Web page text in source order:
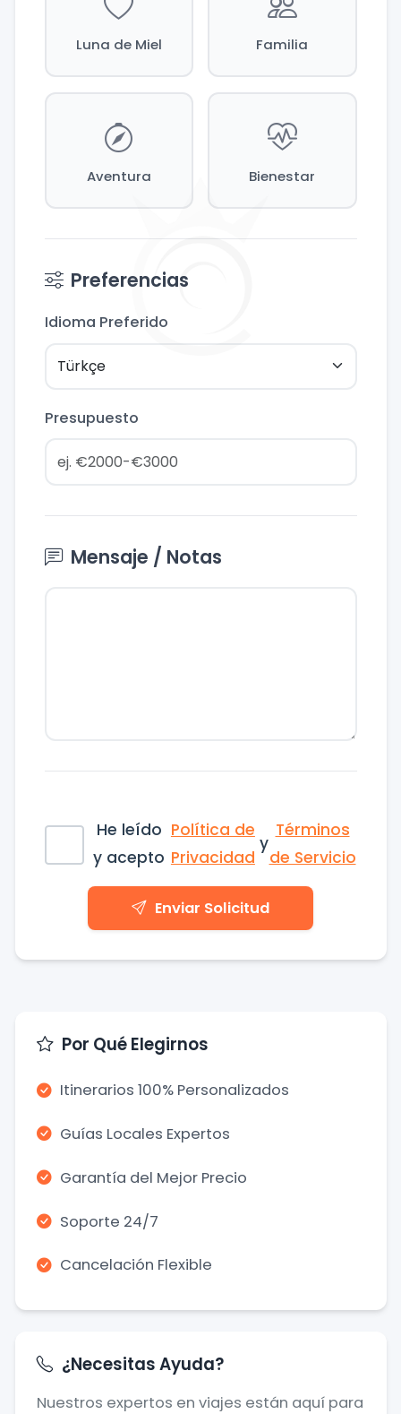
Luna de Miel Familia
Aventura Bienestar
Preferencias
Idioma Preferido
Presupuesto
Mensaje / Notas
He leído
y acepto
Política de
Privacidad
y
Términos
de Servicio
Enviar Solicitud
Por Qué Elegirnos
Itinerarios 100% Personalizados
Guías Locales Expertos
Garantía del Mejor Precio
Soporte 24/7
Cancelación Flexible
¿Necesitas Ayuda?
Nuestros expertos en viajes están aquí para